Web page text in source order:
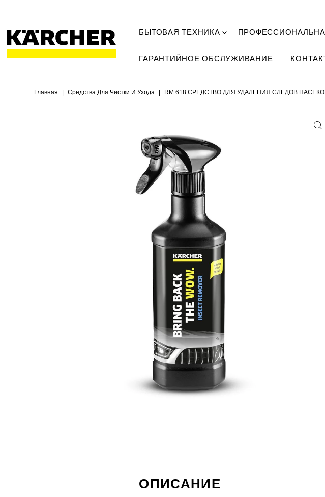
БЫТОВАЯ ТЕХНИКА
ГАРАНТИЙНОЕ ОБСЛУЖИВАНИЕ
Главная | Средства Для Чистки И Ухода | RM 618 CРЕДСТВО ДЛЯ УДАЛЕНИЯ СЛЕДОВ
ОПИСАНИЕ